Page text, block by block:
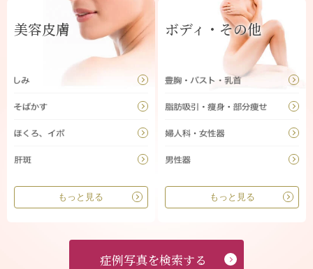
美容皮膚
もっと見る
ボディ・その他
もっと見る
症例写真を検索する